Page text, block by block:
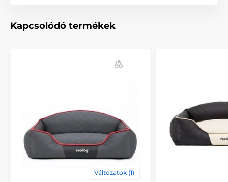
minőségi és tartós anyag
minden kutyának megfelelő
magas oldalfal
Kapcsolódó termékek
Változatok (1)